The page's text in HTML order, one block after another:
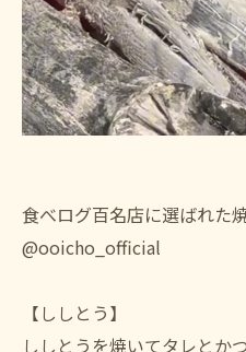
食べログ百名店に選ばれた
@ooicho_official
【ししとう】
ししとうを焼いてタレとか